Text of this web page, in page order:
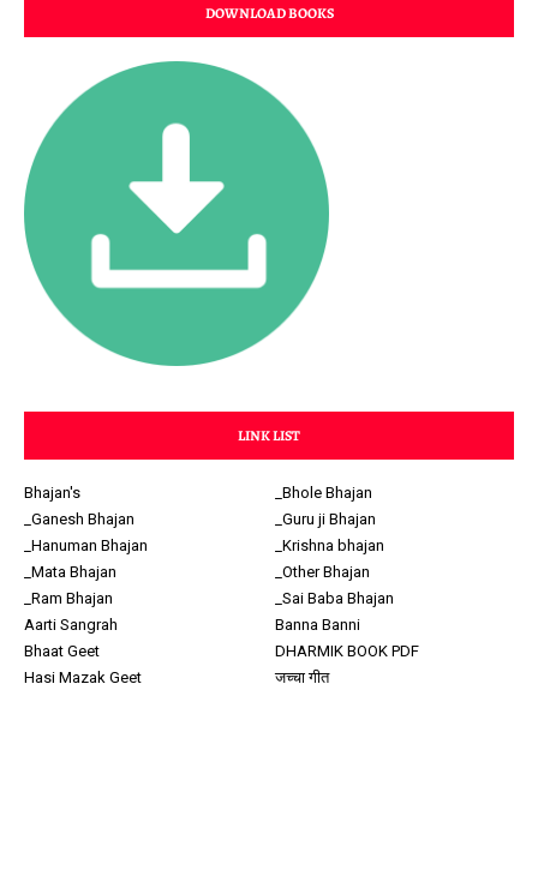
DOWNLOAD BOOKS
LINK LIST
Bhajan's
_Bhole Bhajan
_Ganesh Bhajan
_Guru ji Bhajan
_Hanuman Bhajan
_Krishna bhajan
_Mata Bhajan
_Other Bhajan
_Ram Bhajan
_Sai Baba Bhajan
Aarti Sangrah
Banna Banni
Bhaat Geet
DHARMIK BOOK PDF
Hasi Mazak Geet
जच्चा गीत